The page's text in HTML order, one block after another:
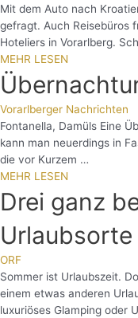
Mit dem Auto nach
gefragt. Auch Reisebüros
Hoteliers in Vorarlberg.
MEHR LESEN
Vorarlberger Nachrichten
Fontanella, Damüls Eine
kann man neuerdings in
die vor Kurzem …
MEHR LESEN
Drei ganz
ORF
Sommer ist Urlaubszeit.
einem etwas anderen
luxuriöses Glamping oder